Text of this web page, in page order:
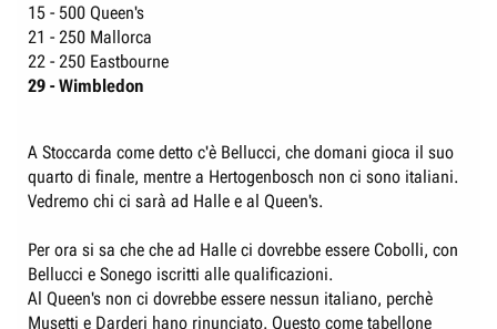
15 - 500 Queen's
21 - 250 Mallorca
22 - 250 Eastbourne
29 - Wimbledon
A Stoccarda come detto c'è Bellucci, che domani gioca il suo
quarto di finale, mentre a Hertogenbosch non ci sono italiani.
Vedremo chi ci sarà ad Halle e al Queen's.
Per ora si sa che che ad Halle ci dovrebbe essere Cobolli, con
Bellucci e Sonego iscritti alle qualificazioni.
Al Queen's non ci dovrebbe essere nessun italiano, perchè
Musetti e Darderi hano rinunciato. Questo come tabellone